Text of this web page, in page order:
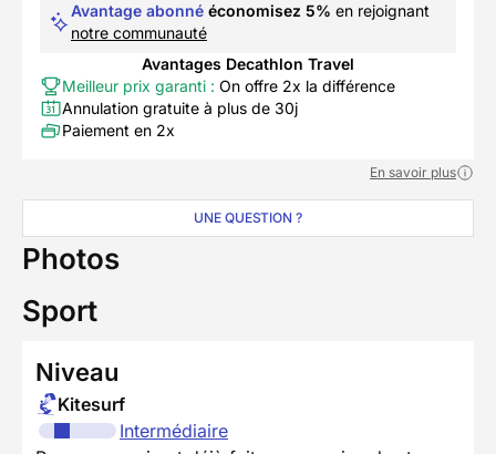
Avantage abonné économisez 5% en rejoignant
notre communauté
Avantages Decathlon Travel
Meilleur prix garanti : On offre 2x la différence
Annulation gratuite à plus de 30j
Paiement en 2x
En savoir plus
UNE QUESTION ?
Photos
Sport
Niveau
Kitesurf
Intermédiaire